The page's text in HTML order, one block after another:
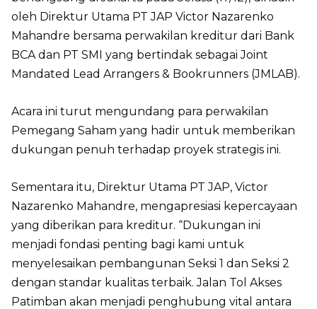
oleh Direktur Utama PT JAP Victor Nazarenko
Mahandre bersama perwakilan kreditur dari Bank
BCA dan PT SMI yang bertindak sebagai Joint
Mandated Lead Arrangers & Bookrunners (JMLAB).
Acara ini turut mengundang para perwakilan
Pemegang Saham yang hadir untuk memberikan
dukungan penuh terhadap proyek strategis ini.
Sementara itu, Direktur Utama PT JAP, Victor
Nazarenko Mahandre, mengapresiasi kepercayaan
yang diberikan para kreditur. “Dukungan ini
menjadi fondasi penting bagi kami untuk
menyelesaikan pembangunan Seksi 1 dan Seksi 2
dengan standar kualitas terbaik. Jalan Tol Akses
Patimban akan menjadi penghubung vital antara